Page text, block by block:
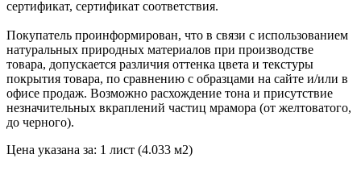
сертификат, сертификат соответствия.
Покупатель проинформирован, что в связи с использованием
натуральных природных материалов при производстве
товара, допускается различия оттенка цвета и текстуры
покрытия товара, по сравнению с образцами на сайте и/или в
офисе продаж. Возможно расхождение тона и присутствие
незначительных вкраплений частиц мрамора (от желтоватого,
до черного).
Цена указана за: 1 лист (4.033 м2)